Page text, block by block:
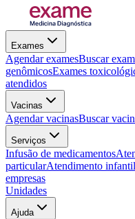
Exames
Agendar examesBuscar
genômicosExames
atendidos
Vacinas
Agendar vacinasBuscar
Serviços
Infusão de medicamentos
particularAtendimento infantil
empresas
Unidades
Ajuda